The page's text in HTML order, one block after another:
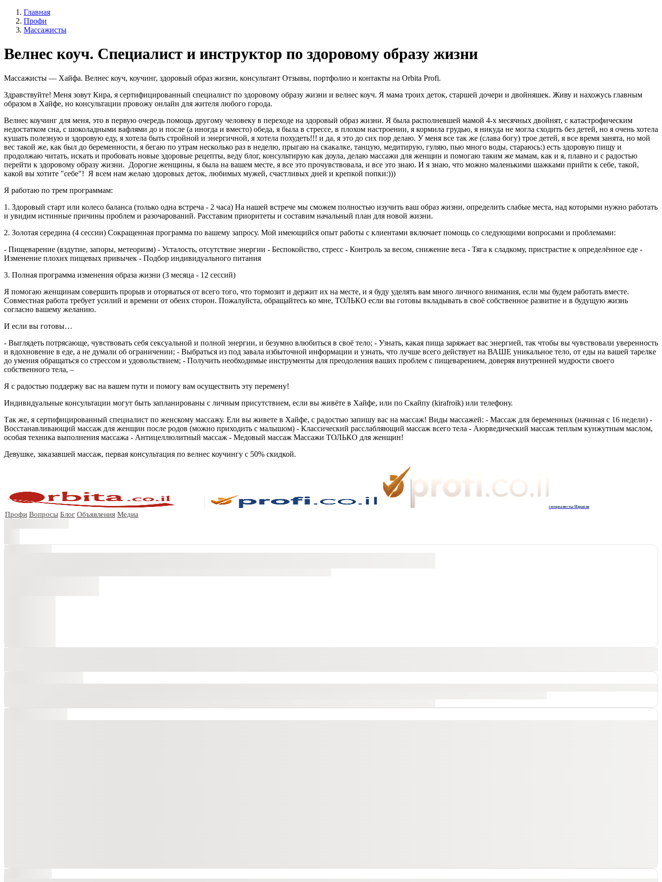
Главная
Профи
Массажисты
Велнес коуч. Специалист и инструктор по здоровому образу жизни
Массажисты — Хайфа. Велнес коуч, коучинг, здоровый образ жизни, консультант Отзывы, портфолио и контакты на Orbita Profi.
Здравствуйте! Меня зовут Кира, я сертифицированный специалист по здоровому образу жизни и велнес коуч. Я мама троих деток, старшей дочери и двойняшек. Живу и нахожусь главным
образом в Хайфе, но консультации провожу онлайн для жителя любого города.
Велнес коучинг для меня, это в первую очередь помощь другому человеку в переходе на здоровый образ жизни. Я была располневшей мамой 4-х месячных двойнят, с катастрофическим
недостатком сна, с шоколадными вафлями до и после (а иногда и вместо) обеда, я была в стрессе, в плохом настроении, я кормила грудью, я никуда не могла сходить без детей, но я очень хотела
кушать полезную и здоровую еду, я хотела быть стройной и энергичной, я хотела похудеть!!! и да, я это до сих пор делаю. У меня все так же (слава богу) трое детей, я все время занята, но мой
вес такой же, как был до беременности, я бегаю по утрам несколько раз в неделю, прыгаю на скакалке, танцую, медитирую, гуляю, пью много воды, стараюсь:) есть здоровую пищу и
продолжаю читать, искать и пробовать новые здоровые рецепты, веду блог, консультирую как доула, делаю массажи для женщин и помогаю таким же мамам, как и я, плавно и с радостью
перейти к здоровому образу жизни. ​ Дорогие женщины, я была на вашем месте, я все это прочувствовала, и все это знаю. И я знаю, что можно маленькими шажками прийти к себе, такой,
какой вы хотите "себе"! ​ Я всем нам желаю здоровых деток, любимых мужей, счастливых дней и крепкой попки:)))
Я работаю по трем программам:
1. Здоровый старт или колесо баланса (только одна встреча - 2 часа) На нашей встрече мы сможем полностью изучить ваш образ жизни, определить слабые места, над которыми нужно работать
и увидим истинные причины проблем и разочарований. Расставим приоритеты и составим начальный план для новой жизни.
2. Золотая середина (4 сессии) Сокращенная программа по вашему запросу. ​Мой имеющийся опыт работы с клиентами включает помощь со следующими вопросами и проблемами:
- Пищеварение (вздутие, запоры, метеоризм) - Усталость, отсутствие энергии - Беспокойство, стресс - Контроль за весом, снижение веса - Тяга к сладкому, пристрастие к определённое еде -
Изменение плохих пищевых привычек - Подбор индивидуального питания
3. Полная программа изменения образа жизни (3 месяца - 12 сессий)
Я помогаю женщинам совершить прорыв и оторваться от всего того, что тормозит и держит их на месте, и я буду уделять вам много личного внимания, если мы будем работать вместе.
Совместная работа требует усилий и времени от обеих сторон. Пожалуйста, обращайтесь ко мне, ТОЛЬКО если вы готовы вкладывать в своё собственное развитие и в будущую жизнь
согласно вашему желанию.
И если вы готовы…
- Выглядеть потрясающе, чувствовать себя сексуальной и полной энергии, и безумно влюбиться в своё тело; - Узнать, какая пища заряжает вас энергией, так чтобы вы чувствовали уверенность
и вдохновение в еде, а не думали об ограничении; - Выбраться из под завала избыточной информации и узнать, что лучше всего действует на ВАШЕ уникальное тело, от еды на вашей тарелке
до умения обращаться со стрессом и удовольствием; - Получить необходимые инструменты для преодоления ваших проблем с пищеварением, доверяя внутренней мудрости своего
собственного тела, –
Я с радостью поддержу вас на вашем пути и помогу вам осуществить эту перемену!
Индивидуальные консультации могут быть запланированы с личным присутствием, если вы живёте в Хайфе, или по Скайпу (kirafroik) или телефону.
Так же, я сертифицированный специалист по женскому массажу. Ели вы живете в Хайфе, с радостью запишу вас на массаж! Виды массажей: - Массаж для беременных (начиная с 16 недели) -
Восстанавливающий массаж для женщин после родов (можно приходить с малышом) - Классический расслабляющий массаж всего тела - Аюрведический массаж теплым кунжутным маслом,
особая техника выполнения массажа - Антицеллюлитный массаж - Медовый массаж Массажи ТОЛЬКО для женщин!
Девушке, заказавшей массаж, первая консультация по велнес коучингу с 50% скидкой. ​
специалисты Израиля
Профи Вопросы Блог Объявления Медиа